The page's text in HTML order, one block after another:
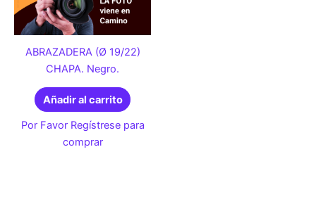
ABRAZADERA (Ø 19/22)
CHAPA. Negro.
Añadir al carrito
Por Favor Regístrese para
comprar